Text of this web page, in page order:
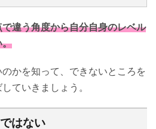
違う角度から自分自身のレベル
。
かを知って、できないところを
ていきましょう。
はない